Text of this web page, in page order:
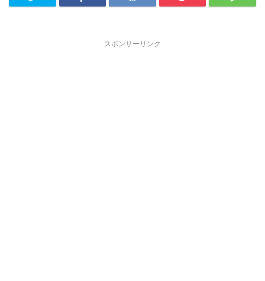
スポンサーリンク